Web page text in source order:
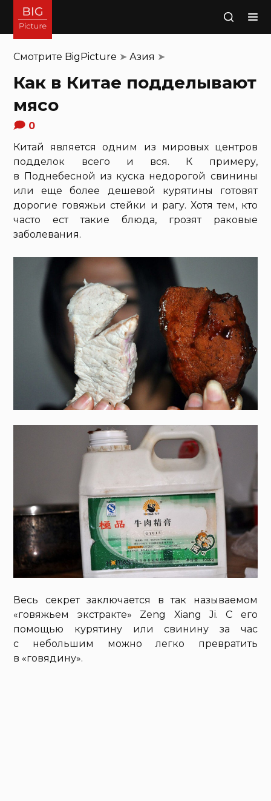
Поиск
Смотрите BigPicture ➤Азия ➤
Как в Китае подделывают
мясо
0
Китай является одним из мировых центров
подделок всего и вся. К примеру,
в Поднебесной из куска недорогой свинины
или еще более дешевой курятины готовят
дорогие говяжьи стейки и рагу. Хотя тем, кто
часто ест такие блюда, грозят раковые
заболевания.
Весь секрет заключается в так называемом
«говяжьем экстракте» Zeng Xiang Ji. С его
помощью курятину или свинину за час
с небольшим можно легко превратить
в «говядину».